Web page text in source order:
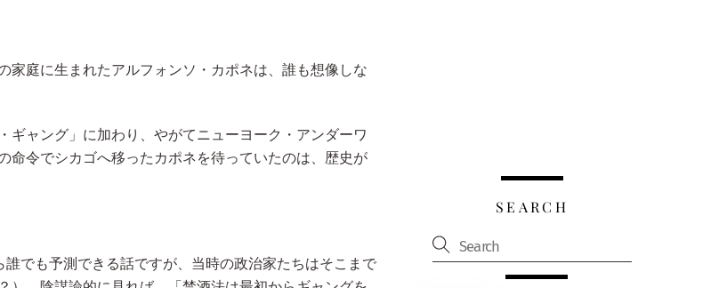
家庭に生まれたアルフォンソ・カポネは、誰も想像しな
ャング」に加わり、やがてニューヨーク・アンダーワ
命令でシカゴへ移ったカポネを待っていたのは、歴史が
でも予測できる話ですが、当時の政治家たちはそこまで
SEARCH